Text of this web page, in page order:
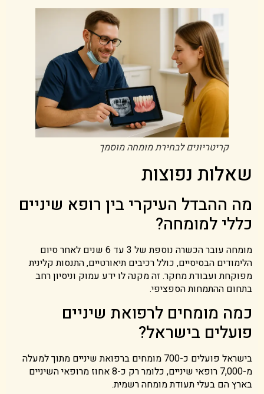
קריטריונים לבחירת מומחה מוסמך
שאלות נפוצות
מה ההבדל העיקרי בין רופא שיניים
כללי למומחה?
מומחה עובר הכשרה נוספת של 3 עד 6 שנים לאחר סיום
הלימודים הבסיסיים, כולל רכיבים תיאורטיים, התנסות קלינית
מפוקחת ועבודת מחקר. זה מקנה לו ידע עמוק וניסיון רחב
בתחום ההתמחות הספציפי.
כמה מומחים לרפואת שיניים
פועלים בישראל?
בישראל פועלים כ-700 מומחים ברפואת שיניים מתוך למעלה
מ-7,000 רופאי שיניים, כלומר רק כ-8 אחוז מרופאי השיניים
בארץ הם בעלי תעודת מומחה רשמית.